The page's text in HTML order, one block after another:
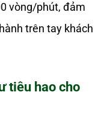
vòng/phút, đảm
trên tay khách
tiêu hao cho